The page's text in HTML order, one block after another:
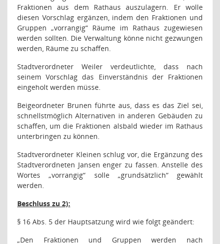
Fraktionen aus dem Rathaus auszulagern. Er wolle
diesen Vorschlag ergänzen, indem den Fraktionen und
Gruppen „vorrangig“ Räume im Rathaus zugewiesen
werden sollten. Die Verwaltung könne nicht gezwungen
werden, Räume zu schaffen.
Stadtverordneter Weiler verdeutlichte, dass nach
seinem Vorschlag das Einverständnis der Fraktionen
eingeholt werden müsse.
Beigeordneter Brunen führte aus, dass es das Ziel sei,
schnellstmöglich Alternativen in anderen Gebäuden zu
schaffen, um die Fraktionen alsbald wieder im Rathaus
unterbringen zu können.
Stadtverordneter Kleinen schlug vor, die Ergänzung des
Stadtverordneten Jansen enger zu fassen. Anstelle des
Wortes „vorrangig“ solle „grundsätzlich“ gewählt
werden.
Beschluss zu 2):
§ 16 Abs. 5 der Hauptsatzung wird wie folgt geändert:
„Den Fraktionen und Gruppen werden nach